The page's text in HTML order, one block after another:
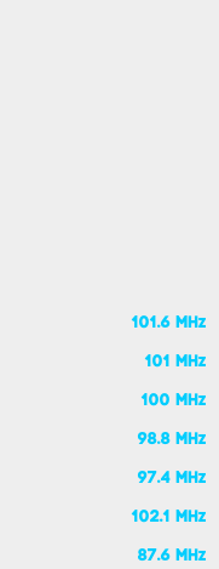
101.6 MHz
101 MHz
100 MHz
98.8 MHz
97.4 MHz
102.1 MHz
87.6 MHz